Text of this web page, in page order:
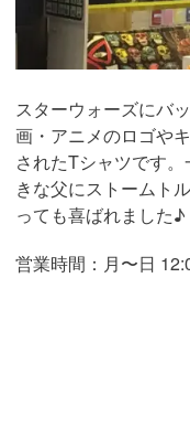
スターウォーズにバ
画・アニメのロゴや
されたTシャツです
きな父にストームト
っても喜ばれました♪
営業時間：月〜日